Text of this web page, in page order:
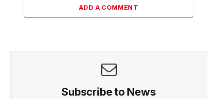
ADD A COMMENT
Subscribe to News